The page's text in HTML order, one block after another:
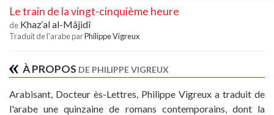
TRADUCTEURS
AIDE À LA TRADUCTION
Le train de la vingt-cinquième heure
de Khaz‘al al-Mâjidî
Traduit de l'arabe parPhilippe Vigreux
À PROPOS DE PHILIPPE VIGREUX
Arabisant, Docteur ès-Lettres, Philippe Vigreux a traduit de
l'arabe une quinzaine de romans contemporains, dont la